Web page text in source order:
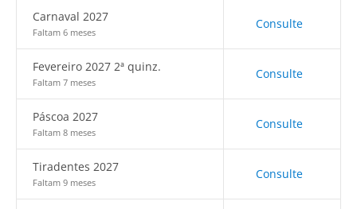
Carnaval 2027
Faltam 6 meses
Consulte
Fevereiro 2027 2ª quinz.
Faltam 7 meses
Consulte
Páscoa 2027
Faltam 8 meses
Consulte
Tiradentes 2027
Faltam 9 meses
Consulte